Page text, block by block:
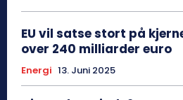
EU vil satse stort på
over 240 milliarder euro
Energi 13. Juni 2025